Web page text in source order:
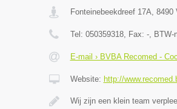
Fonteinebeekdreef 17A, 8490
Tel: 050359318, Fax: -, BTW-
E-mail › BVBA Recomed -
Website: http://
Wij zijn een klein team